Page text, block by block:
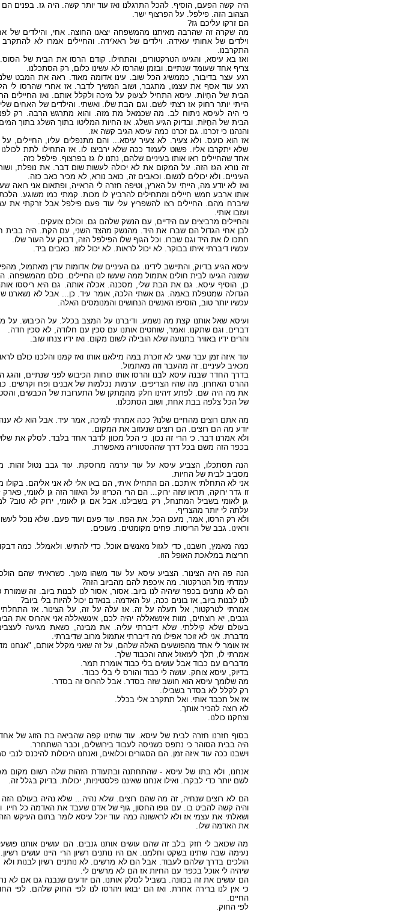
היה קשה הפעם, הוסיף. להכל התרגלנו ואז עוד יותר קשה. היה גז. בפנים הם
הצהוב הזה. פילפל. על הפרצוף ישר.
הם זרקו עליכם גז?
מה שקרה זה שהרבה מאיתנו מהמשפחה יצאנו החוצה. אחי, והילדים של
וילדים של אחותי עאידה. וילדים של ראא'ידה. והחיילים אמרו לא
התקרבנו.
ואז בא עיסא, והגיעו הטרקטורים, והתחילו. קודם הרסו את הבית של
צריף אחד שעומד שנתיים. ובזמן שהרסו לא עשינו כלום, רק הסתכלנו.
רגע עצר בדיבור, כממשיג הכל שוב. עינו אדומה מאוד. ראה את המבט
רגע עוד אסף את עצמו, מתגבר, ושוב המשיך לדבר. אז אחרי שהרסו לי
הבית של החָיוֹת. עיסא התחיל לצעוק על מיכה ולקלל אותם. ואז החיילים
הייתי יותר רחוק אז רצתי לשם. וגם הבת שלו. ואשתי. והילדים של האחים שלי.
כי היה לעיסא ניתוח לב. מה שכמאל מת מזה. והוא מתרגש הרבה. רק
הבית של החָיוֹת. ובדיוק הגיע השלג. אז החיות המליטו בתוך השלג בתוך
והנהנו כי זכרנו. גם זכרנו כמה עיסא הגיב קשה אז.
אז הוא כועס. ולא צעיר. לא צעיר עיסא... והם מתנפלים עליו, החיילים, על
שלא יתקרבו אליו. פשוט לעמוד ככה שלא ירביצו לו. אז התחילו לתת
אחד שהחיילים ראו אותו בעיניים שלהם, נתנו לו גז בפרצוף. פילפל כזה.
זה נורא הגז הזה. על המקום את לא יכולה לעשות שום דבר. את נופלת,
העיניים. ולא יכולים לנשום. וכאבים זה, כואב נורא, לא מכיר כאב כזה.
ואז לא יודע מה, הייתי על הארץ, וטיפה חזרה לי הראייה, ופתאום אני
אותו ארבע חמש חיילים ומתחילים להרביץ לו מכות. קמתי כמו משוגע.
שיברח מהם. החיילים רצו להשפריץ עלי עוד פעם פילפל אבל זרקתי את
ועזבו אותי.
והחיילים מרביצים עם הידיים, עם הנשק שלהם גם. וכולם צועקים.
לבן אחי הגדול הם שברו את היד. מהנשק מהצד השני, עם הקת. היה בבית
חתכו לו את היד וגם שברו. וכל הגוף שלו הפילפל הזה, דבוק על העור שלו.
עכשיו דיברתי איתו בבוקר. לא יכול לראות. לא יכול לזוז. כאבים ביד.
עיסא הגיע בדיוק, והתיישב לידינו. גם העיניים שלו אדומות עדין מאתמול,
שמונה הגיעו לבית חולים אתמול ממה שעשו לנו החיילים. כולם מהמשפחה.
כן, הוסיף עיסא. גם את הבת שלי, מסכנה. אכלה אותה. גם היא ריססו
הגדולה שמטפלת באמה. גם אשתי הלכה, אומר עיד. כן... אבל לא נשארנו
עכשיו יותר טוב, הוסיפו האנשים הנחושים והמנומסים האלה.
ועיסא שאל אותנו קצת מה נשמע. ודיברנו על המצב בכלל. על הכיבוש. על
דברים. וגם שתקנו. ואמר, שוחטים אותנו עם סכין עם חלודה, לא סכין חדה.
והרים ידיו באוויר בתנועה שלא הובילה לשום מקום. ואז ידיו צנחו שוב.
עוד איזה זמן עבר שאני לא זוכרת במה מילאנו אותו ואז קמנו והלכנו כולם
מכאיב לעיניים. זה מהעבר וזה מאתמול.
בדרך החדר שבנה עיסא לבנו והרסו אותו כוחות הכיבוש לפני שנתיים,
ההרס האחרון. מה שהיו הצריפים. ערמות נכלמות של אבנים ופח וקרשים.
את מה היה שם. לפתע זיהינו חלק מהמתקן של התערובת של הכבשים,
של הכל צלפה בבת אחת, ושוב הסתכלנו.
מה אתם רוצים מהחיים שלנו? ככה אמרתי למיכה, אמר עיד. אבל הוא לא
יודע מה הם רוצים. הם רוצים שנעזוב את המקום.
ולא אמרנו דבר. כי הרי זה נכון. כי הכל מכוון לדבר אחד בלבד. לסלק את
בכפר הזה משם בכל דרך שההסטוריה מאפשרת.
הנה תסתכלו, הצביע עיסא על עוד ערמה מרוסקת. עוד גבב נטול זהות.
מסביב לבית של החיות.
אני לא התחלתי איתכם. הם התחילו איתי, הם באו אלי לא אני אליהם.
זו גדר ירוקה, תראו שזה ירוק... הם הרי הכריזו על האזור הזה גן לאומי,
גן לאומי בשביל המתנחל, רק בשבילנו. אבל אם גן לאומי, ירוק לא טוב?
עלתה לי יותר מהצריף.
ולא רק הרסו, אמר, מעכו הכל. את הפח. עוד פעם ועוד פעם. שלא נוכל
וראינו. גבב של הריסות. פחים מקומטים. מעוכים.
כמה מאמץ, חשבנו, כדי לגזול מאנשים אוכל. כדי להתיש. ולאמלל. כמה
חריצות במלאכת האופל הזו.
הנה פה היה הצינור. הצביע עיסא על עוד משהו מעוך. כשראיתי שהם
עמדתי מול הטרקטור. מה איכפת להם מהביוב הזה?
הם לא נותנים בכפר שיהיה לנו ביוב. אסור, אסור לנו לבנות ביוב. זה
לנו לבנות ביוב, אז בונים ככה, על האדמה. בנאדם יכול להיות בלי ביוב?
אמרתי לטרקטור, אל תעלה על זה. אז עלה על זה, על הצינור. אז התחלתי
גנבים, יא רוצחים, מוות אינשאללה יהיה לכם, אינשאללה אני אהרוס את
בעולם שלא קיללתי. שלא דיברתי עליה. את מבינה, כשאת מגיעה
מדברת. אני לא זוכר אפילו מה דיברתי אתמול מרוב שדיברתי.
אז אומר לי אחד מהפושעים האלה שלהם, על זה שאני מקלל אותם, "אנחנו
אמרתי לו, תלך לעזאזל אתה והכבוד שלך.
מדברים עם כבוד אבל עושים בלי כבוד אומרת תמר.
בדיוק, עיסא צוחק. עושה לי כבוד והורס לי בלי כבוד.
מה שלומך עיסא הוא חושב שזה בסדר. אבל להרוס זה בסדר.
רק לקלל לא בסדר בשבילו.
אז אל תכבד אותי. ואל תתקרב אלי בכלל.
לא רוצה להכיר אותך.
וצחקנו כולנו.
בסוף חזרנו חזרה לבית של עיסא. עוד שתינו קפה שהביאה בת הזוג של
היה בבית הסוהר כי נתפס כשניסה לעבוד בירושלים, וכבר השתחרר.
וישבנו ככה עוד איזה זמן. הם הסגורים וכלואים, ואנחנו היכולות להיכנס לנבי
אנחנו, ולא בתו של עיסא - שהתחתנה ובתעודת הזהות שלה רשום מקום
לשם יותר כדי לבקרו. ואילו אנחנו שאיננו פלסטיניות, יכולות. בדיוק בגלל זה.
הם לא רוצים שנחיה, זה מה שהם רוצים. שלא נהיה... שלא נהיה בעולם הזה
והיה קשה להביט בו. עם גופו החסון, גוף של אדם שעבד את האדמה כל חייו.
ושאלתי את עצמי אז ולא לראשונה כמה עוד יוכל עיסא לומר בתום העיקש
את האדמה שלו.
מה שכואב לי חזק בלב זה שהם עושים אותנו גנבים. הם עושים אותנו
נעימה שבה שתינו בשקט וחלמנו. אם היו נותנים רשיון הרי היינו עושים רשיון.
הולכים בדרך שלהם לעבוד. אבל הם לא מרשים. לא נותנים רשיון לבנות ולא
שיהיה לי אוכל בכפר עם החיות אז הם לא מרשים לי.
הם עושים את זה בכוונה. בשביל לסלק אותנו. הם יודעים שנבנה גם אם לא
כי אין לנו ברירה אחרת. ואז הם יבואו ויהרסו לנו לפי החוק שלהם. לפי
החיים.
לפי החוק.